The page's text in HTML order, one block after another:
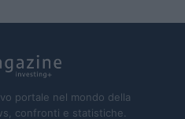
portale nel mondo della
confronti e statistiche.